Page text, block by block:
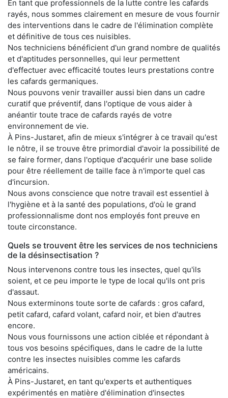
En tant que professionnels de la lutte contre les cafards
rayés, nous sommes clairement en mesure de vous fournir
des interventions dans le cadre de l'élimination complète
et définitive de tous ces nuisibles.
Nos techniciens bénéficient d'un grand nombre de qualités
et d'aptitudes personnelles, qui leur permettent
d'effectuer avec efficacité toutes leurs prestations contre
les cafards germaniques.
Nous pouvons venir travailler aussi bien dans un cadre
curatif que préventif, dans l'optique de vous aider à
anéantir toute trace de cafards rayés de votre
environnement de vie.
À Pins-Justaret, afin de mieux s'intégrer à ce travail qu'est
le nôtre, il se trouve être primordial d'avoir la possibilité de
se faire former, dans l'optique d'acquérir une base solide
pour être réellement de taille face à n'importe quel cas
d'incursion.
Nous avons conscience que notre travail est essentiel à
l'hygiène et à la santé des populations, d'où le grand
professionnalisme dont nos employés font preuve en
toute circonstance.
Quels se trouvent être les services de nos techniciens
de la désinsectisation ?
Nous intervenons contre tous les insectes, quel qu'ils
soient, et ce peu importe le type de local qu'ils ont pris
d'assaut.
Nous exterminons toute sorte de cafards : gros cafard,
petit cafard, cafard volant, cafard noir, et bien d'autres
encore.
Nous vous fournissons une action ciblée et répondant à
tous vos besoins spécifiques, dans le cadre de la lutte
contre les insectes nuisibles comme les cafards
américains.
À Pins-Justaret, en tant qu'experts et authentiques
expérimentés en matière d'élimination d'insectes